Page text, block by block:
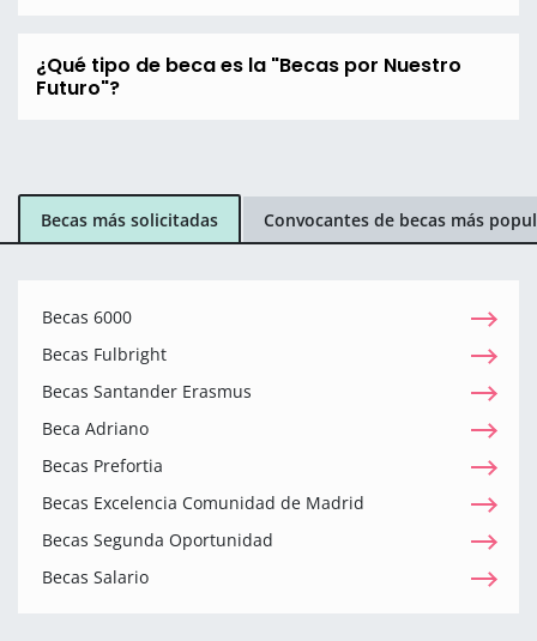
¿Qué tipo de beca es la "Becas por Nuestro
Futuro"?
Becas más solicitadas Convocantes de becas más
Becas 6000
Becas Fulbright
Becas Santander Erasmus
Beca Adriano
Becas Prefortia
Becas Excelencia Comunidad de Madrid
Becas Segunda Oportunidad
Becas Salario